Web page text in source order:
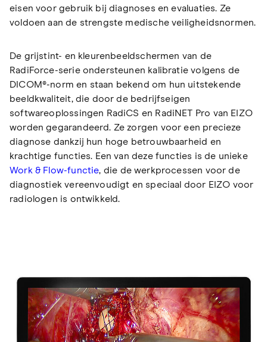
eisen voor gebruik bij diagnoses en evaluaties. Ze
voldoen aan de strengste medische veiligheidsnormen.
De grijstint- en kleurenbeeldschermen van de
RadiForce-serie ondersteunen kalibratie volgens de
DICOM®-norm en staan bekend om hun uitstekende
beeldkwaliteit, die door de bedrijfseigen
softwareoplossingen RadiCS en RadiNET Pro van EIZO
worden gegarandeerd. Ze zorgen voor een precieze
diagnose dankzij hun hoge betrouwbaarheid en
krachtige functies. Een van deze functies is de unieke
Work & Flow-functie, die de werkprocessen voor de
diagnostiek vereenvoudigt en speciaal door EIZO voor
radiologen is ontwikkeld.